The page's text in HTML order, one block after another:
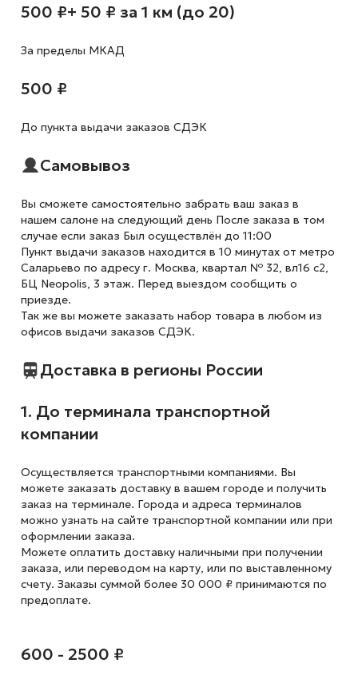
500 ₽+ 50 ₽ за 1 км (до 20)
За пределы МКАД
500 ₽
До пункта выдачи заказов СДЭК
Самовывоз
Вы сможете самостоятельно забрать ваш заказ в
нашем салоне на следующий день После заказа в том
случае если заказ Был осуществлён до 11:00
Пункт выдачи заказов находится в 10 минутах от метро
Саларьево по адресу г. Москва, квартал № 32, вл16 с2,
БЦ Neopolis, 3 этаж. Перед выездом сообщить о
приезде.
Так же вы можете заказать набор товара в любом из
офисов выдачи заказов СДЭК.
Доставка в регионы России
1. До терминала транспортной
компании
Осуществляется транспортными компаниями. Вы
можете заказать доставку в вашем городе и получить
заказ на терминале. Города и адреса терминалов
можно узнать на сайте транспортной компании или при
оформлении заказа.
Можете оплатить доставку наличными при получении
заказа, или переводом на карту, или по выставленному
счету. Заказы суммой более 30 000 ₽ принимаются по
предоплате.
600 - 2500 ₽